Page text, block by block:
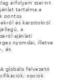
árfolyam szerint
tartalma a
pontos
és kárpitokról
a
ajánlati
nyomdai, illetve
, és
globális félvezető
opciók